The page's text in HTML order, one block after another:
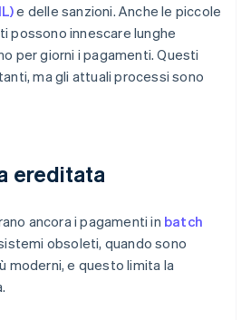
e delle sanzioni. Anche le piccole
possono innescare lunghe
per giorni i pagamenti. Questi
ma gli attuali processi sono
ereditata
ancora i pagamenti in batch
obsoleti, quando sono
moderni, e questo limita la